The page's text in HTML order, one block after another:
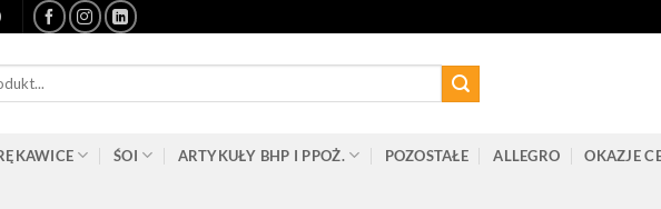
ŚOI ARTYKUŁY BHP I PPOŻ. POZOSTAŁE ALLEGRO OKAZJE